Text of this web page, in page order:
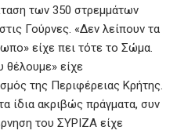
των 350 στρεμμάτων
Γούρνες. «Δεν λείπουν τα
είχε πει τότε το Σώμα.
θέλουμε» είχε
της Περιφέρειας Κρήτης.
ίδια ακριβώς πράγματα, συν
του ΣΥΡΙΖΑ είχε